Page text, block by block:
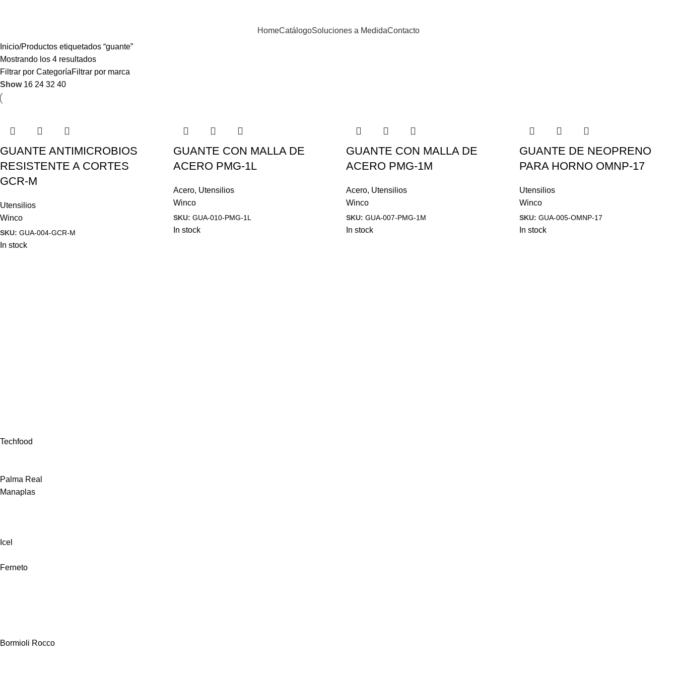
HomeCatálogoSoluciones a MedidaContacto
Inicio Productos etiquetados “guante”
Mostrando los 4 resultados
Filtrar por CategoríaFiltrar por marca
Show 16 24 32 40
GUANTE ANTIMICROBIOS
RESISTENTE A CORTES
GCR-M
Utensilios
Winco
SKU: GUA-004-GCR-M
In stock
GUANTE CON MALLA DE
ACERO PMG-1L
Acero, Utensilios
Winco
SKU: GUA-010-PMG-1L
In stock
GUANTE CON MALLA DE
ACERO PMG-1M
Acero, Utensilios
Winco
SKU: GUA-007-PMG-1M
In stock
GUANTE DE NEOPRENO
PARA HORNO OMNP-17
Utensilios
Winco
SKU: GUA-005-OMNP-17
In stock
Techfood
Palma Real
Manaplas
Icel
Ferneto
Bormioli Rocco